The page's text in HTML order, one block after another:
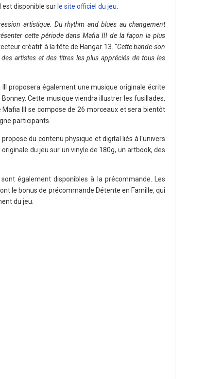
est disponible sur le site officiel du jeu
artistique. Du rhythm and blues au changement
cette période dans Mafia III de la façon la plus
créatif à la tête de Hangar 13. "Cette bande-son
artistes et des titres les plus appréciés de tous les
proposera également une musique originale écrite
Cette musique viendra illustrer les fusillades,
III se compose de 26 morceaux et sera bientôt
participants.
du contenu physique et digital liés à l'univers
du jeu sur un vinyle de 180g, un artbook, des
également disponibles à la précommande. Les
le bonus de précommande Détente en Famille, qui
du jeu.